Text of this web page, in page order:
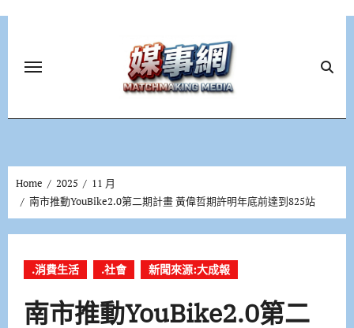
Home 2025
11 月
南市推動YouBike2.0第二期計畫 黃偉哲期許明年底前達到825站
.消費生活 .社會 新聞來源:大成報
南市推動YouBike2.0第二